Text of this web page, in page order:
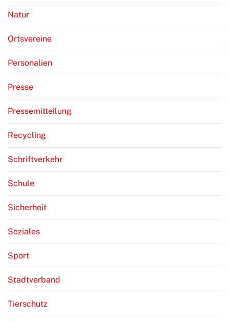
Natur
Ortsvereine
Personalien
Presse
Pressemitteilung
Recycling
Schriftverkehr
Schule
Sicherheit
Soziales
Sport
Stadtverband
Tierschutz